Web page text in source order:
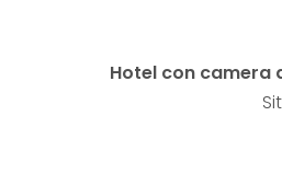
Hotel con camera